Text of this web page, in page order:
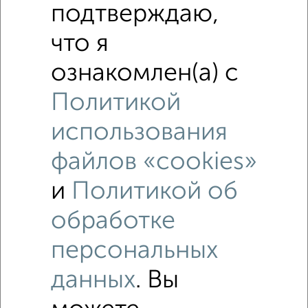
район Репинский район, Пионерская 50А
Агентство, 03.08.2026
Студия квартира, на длительный срок, 32м², 6/12 этаж
в месяц
район Центральный район, Советская площадь 4
Собственник, 01.08.2026
подтверждаю,
что я
ознакомлен(а) с
Политикой
использования
файлов «cookies»
и
Политикой об
обработке
персональных
данных. Вы